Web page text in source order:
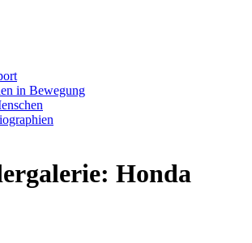
in Bewegung
Honda